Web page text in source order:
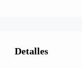
Detalles